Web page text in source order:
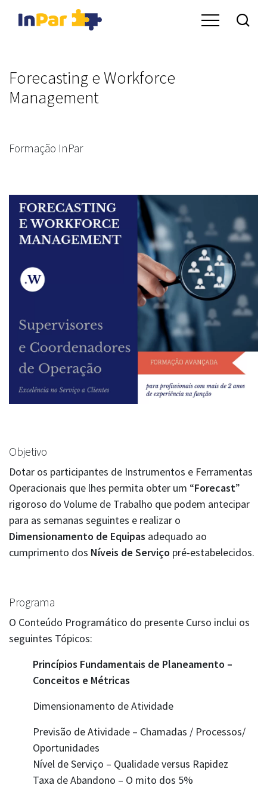
Forecasting e Workforce
Management
Formação InPar
Objetivo
Dotar os participantes de Instrumentos e Ferramentas
Operacionais que lhes permita obter um “Forecast”
rigoroso do Volume de Trabalho que podem antecipar
para as semanas seguintes e realizar o
Dimensionamento de Equipas adequado ao
cumprimento dos Níveis de Serviço pré-estabelecidos.
Programa
O Conteúdo Programático do presente Curso inclui os
seguintes Tópicos:
Princípios Fundamentais de Planeamento –
Conceitos e Métricas
Dimensionamento de Atividade
Previsão de Atividade – Chamadas / Processos/
Oportunidades
Nível de Serviço – Qualidade versus Rapidez
Taxa de Abandono – O mito dos 5%